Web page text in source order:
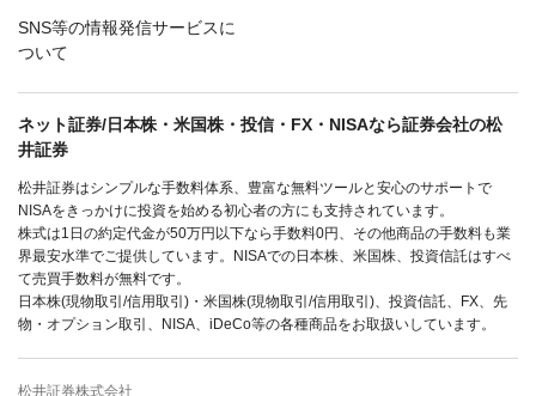
SNS等の情報発信サービスに
ついて
ネット証券/日本株・米国株・投信・FX・NISAなら証券会社の松
井証券
松井証券はシンプルな手数料体系、豊富な無料ツールと安心のサポートで
NISAをきっかけに投資を始める初心者の方にも支持されています。
株式は1日の約定代金が50万円以下なら手数料0円、その他商品の手数料も業
界最安水準でご提供しています。NISAでの日本株、米国株、投資信託はすべ
て売買手数料が無料です。
日本株(現物取引/信用取引)・米国株(現物取引/信用取引)、投資信託、FX、先
物・オプション取引、NISA、iDeCo等の各種商品をお取扱いしています。
松井証券株式会社